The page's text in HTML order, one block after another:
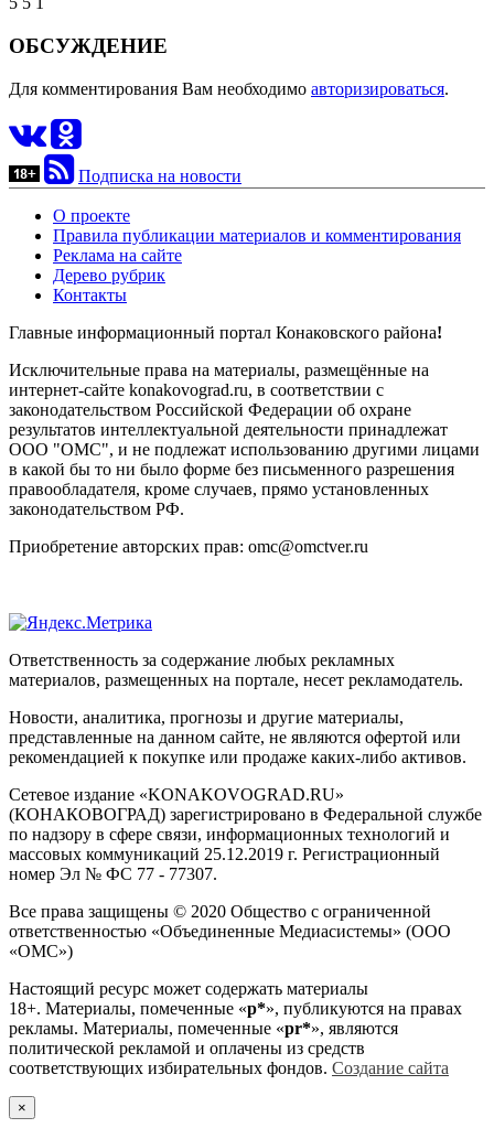
ОБСУЖДЕНИЕ
Для комментирования Вам необходимо авторизироваться.
Подписка на новости
О проекте
Правила публикации материалов и комментирования
Реклама на сайте
Дерево рубрик
Контакты
Главные информационный портал Конаковского района!
Исключительные права на материалы, размещённые на
интернет-сайте konakovograd.ru, в соответствии с
законодательством Российской Федерации об охране
результатов интеллектуальной деятельности принадлежат
ООО "ОМС", и не подлежат использованию другими лицами
в какой бы то ни было форме без письменного разрешения
правообладателя, кроме случаев, прямо установленных
законодательством РФ.
Приобретение авторских прав: omc@omctver.ru
Ответственность за содержание любых рекламных
материалов, размещенных на портале, несет рекламодатель.
Новости, аналитика, прогнозы и другие материалы,
представленные на данном сайте, не являются офертой или
рекомендацией к покупке или продаже каких-либо активов.
Сетевое издание «KONAKOVOGRAD.RU»
(КОНАКОВОГРАД) зарегистрировано в Федеральной службе
по надзору в сфере связи, информационных технологий и
массовых коммуникаций 25.12.2019 г. Регистрационный
номер Эл № ФС 77 - 77307.
Все права защищены © 2020 Общество с ограниченной
ответственностью «Объединенные Медиасистемы» (ООО
«ОМС»)
Настоящий ресурс может содержать материалы
18+. Материалы, помеченные «р*», публикуются на правах
рекламы. Материалы, помеченные «рr*», являются
политической рекламой и оплачены из средств
соответствующих избирательных фондов. Создание сайта
×